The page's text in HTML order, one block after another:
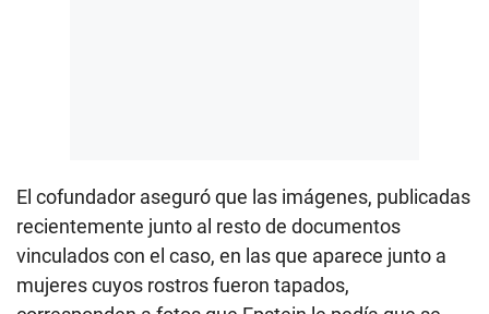
El cofundador aseguró que las imágenes, publicadas
recientemente junto al resto de documentos
vinculados con el caso, en las que aparece junto a
mujeres cuyos rostros fueron tapados,